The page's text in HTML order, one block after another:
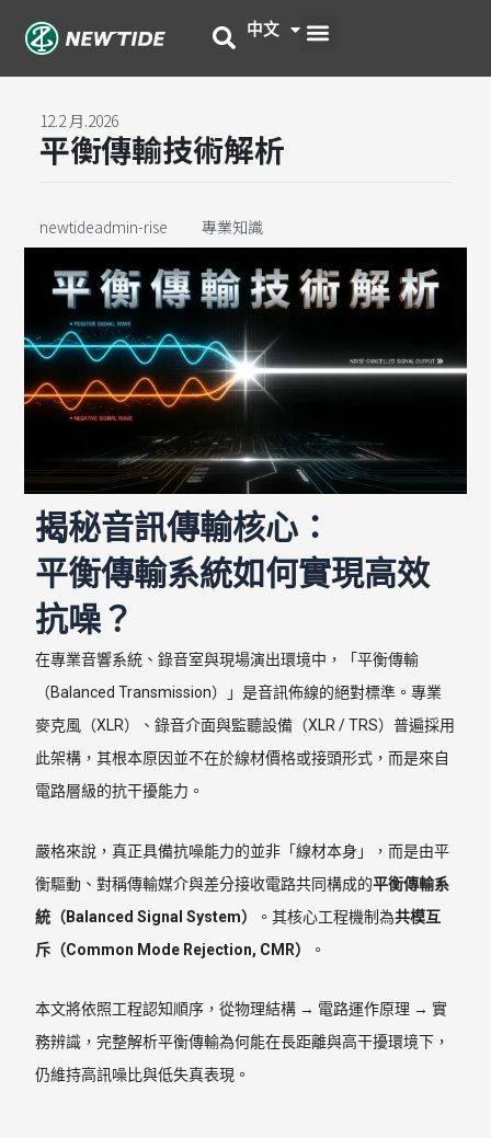
中文
English
選
單
12.2 月.2026
平衡傳輸技術解析
newtideadmin-rise 專業知識
揭秘音訊傳輸核心：
平衡傳輸系統如何實現高效
抗噪？
在專業音響系統、錄音室與現場演出環境中，「平衡傳輸
（Balanced Transmission）」是音訊佈線的絕對標準。專業
麥克風（XLR）、錄音介面與監聽設備（XLR / TRS）普遍採用
此架構，其根本原因並不在於線材價格或接頭形式，而是來自
電路層級的抗干擾能力。
嚴格來說，真正具備抗噪能力的並非「線材本身」，而是由平
衡驅動、對稱傳輸媒介與差分接收電路共同構成的平衡傳輸系
統（Balanced Signal System）
。其核心工程機制為共模互
斥（Common Mode Rejection, CMR）
。
本文將依照工程認知順序，從物理結構 → 電路運作原理 → 實
務辨識，完整解析平衡傳輸為何能在長距離與高干擾環境下，
仍維持高訊噪比與低失真表現。